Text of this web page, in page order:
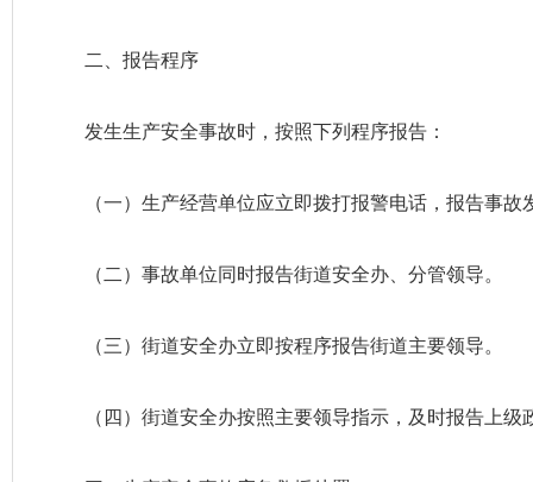
二、报告程序
发生生产安全事故时，按照下列程序报告：
（一）生产经营单位应立即拨打报警电话，报告事
（二）事故单位同时报告街道安全办、分管领导。
（三）街道安全办立即按程序报告街道主要领导。
（四）街道安全办按照主要领导指示，及时报告上级